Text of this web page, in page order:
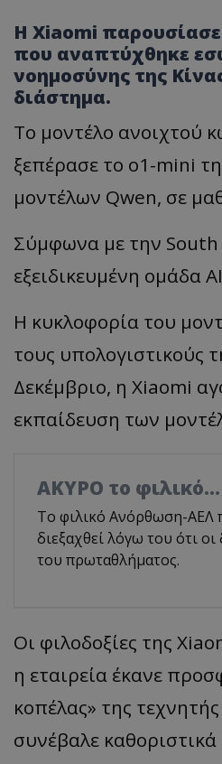
Η Xiaomi
που αναπτύχθηκε
νοημοσύνης της
διάστημα.
Το μοντέλο ανοιχτού
ξεπέρασε το o1-mini
μοντέλων Qwen, σε
Σύμφωνα με την
εξειδικευμένη ομάδα
Η κυκλοφορία του
τους υπολογιστικούς
Δεκέμβριο, η Xiaomi
εκπαίδευση των
AKYΡΟ το φιλικό...
Το φιλικό Ανόρθωση-ΑΕΛ
διεξαχθεί λόγω του ότι
του πρωταθλήματος.
Οι φιλοδοξίες της
η εταιρεία έκανε
κοπέλας» της
συνέβαλε